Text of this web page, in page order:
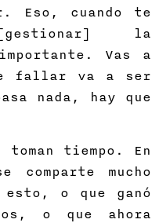
Eso, cuando te
la
Vas a
fallar va a ser
nada, hay que
tiempo. En
mucho
o que ganó
o que ahora